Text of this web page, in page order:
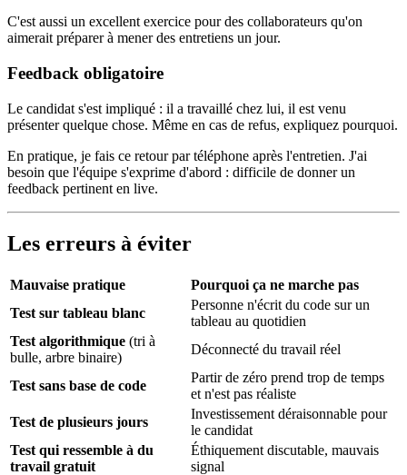
C'est aussi un excellent exercice pour des collaborateurs qu'on
aimerait préparer à mener des entretiens un jour.
Feedback obligatoire
Le candidat s'est impliqué : il a travaillé chez lui, il est venu
présenter quelque chose. Même en cas de refus, expliquez pourquoi.
En pratique, je fais ce retour par téléphone après l'entretien. J'ai
besoin que l'équipe s'exprime d'abord : difficile de donner un
feedback pertinent en live.
Les erreurs à éviter
Mauvaise pratique
Pourquoi ça ne marche pas
Test sur tableau blanc
Personne n'écrit du code sur un
tableau au quotidien
Test algorithmique (tri à
bulle, arbre binaire)
Déconnecté du travail réel
Test sans base de code
Partir de zéro prend trop de temps
et n'est pas réaliste
Test de plusieurs jours
Investissement déraisonnable pour
le candidat
Test qui ressemble à du
travail gratuit
Éthiquement discutable, mauvais
signal